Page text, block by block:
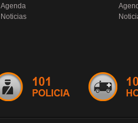
Agenda
Noticias